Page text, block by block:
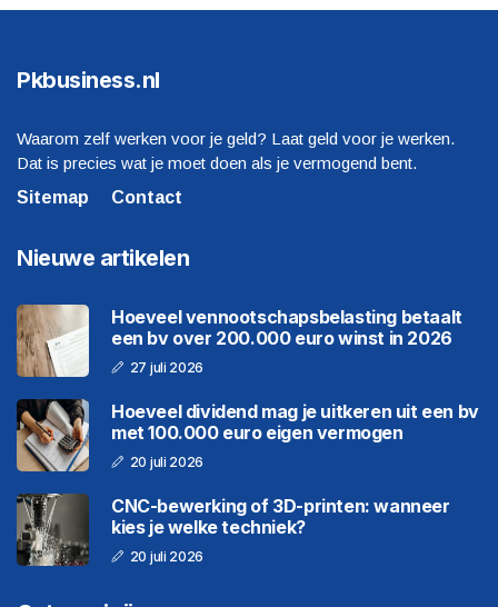
Pkbusiness.nl
Waarom zelf werken voor je geld? Laat geld voor je werken.
Dat is precies wat je moet doen als je vermogend bent.
Sitemap
Contact
Nieuwe artikelen
Hoeveel vennootschapsbelasting betaalt
een bv over 200.000 euro winst in 2026
27 juli 2026
Hoeveel dividend mag je uitkeren uit een bv
met 100.000 euro eigen vermogen
20 juli 2026
CNC-bewerking of 3D-printen: wanneer
kies je welke techniek?
20 juli 2026